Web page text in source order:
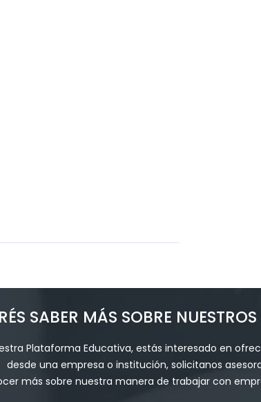
SABER MÁS SOBRE
Plataforma Educativa, estás interesado en
desde una empresa o institución, solicitanos
más sobre nuestra manera de trabajar con